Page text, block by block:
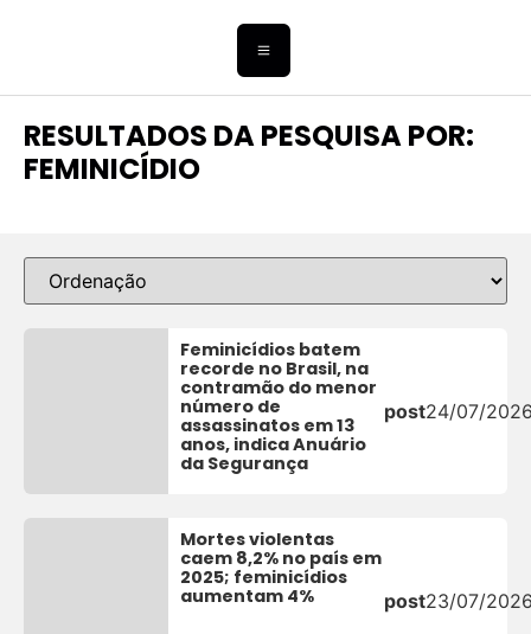
RESULTADOS DA PESQUISA POR:
FEMINICÍDIO
Feminicídios batem
recorde no Brasil, na
contramão do menor
número de
assassinatos em 13
anos, indica Anuário
da Segurança
post24/07/
Mortes violentas
caem 8,2% no país em
2025; feminicídios
aumentam 4%
post23/07/